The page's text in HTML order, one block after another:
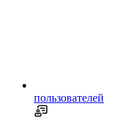
пользователей